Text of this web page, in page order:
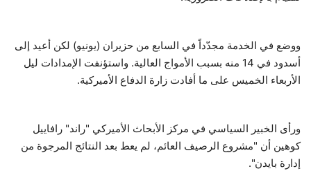
ووضع في الخدمة مجدّداً في السابع من حزيران (يونيو) لكن أعيد إلى
أسدود في 14 منه بسبب الأمواج العالية. واستؤنفت الإمدادات ليل
الأربعاء الخميس على ما أفادت زارة الدفاع الأميركية.
ورأى الخبير السياسي في مركز الأبحاث الأميركي "راند" رافاييل
كوهين أن "مشروع الرصيف العائم، لم يعط بعد النتائج المرجوة من
إدارة بايدن".